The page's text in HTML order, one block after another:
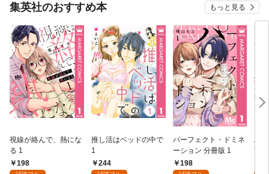
集英社のおすすめ本 もっと見る
視線が絡んで、熱にな
る 1
198
推し活はベッドの中で
1
244
パーフェクト・ドミネ
ーション 分冊版 1
198
ふ
言